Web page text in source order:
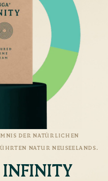
DER NATÜRLICHEN
NATUR NEUSEELANDS.
INFINITY